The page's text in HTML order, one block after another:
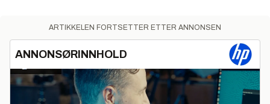
ARTIKKELEN FORTSETTER ETTER ANNONSEN
ANNONSØRINNHOLD